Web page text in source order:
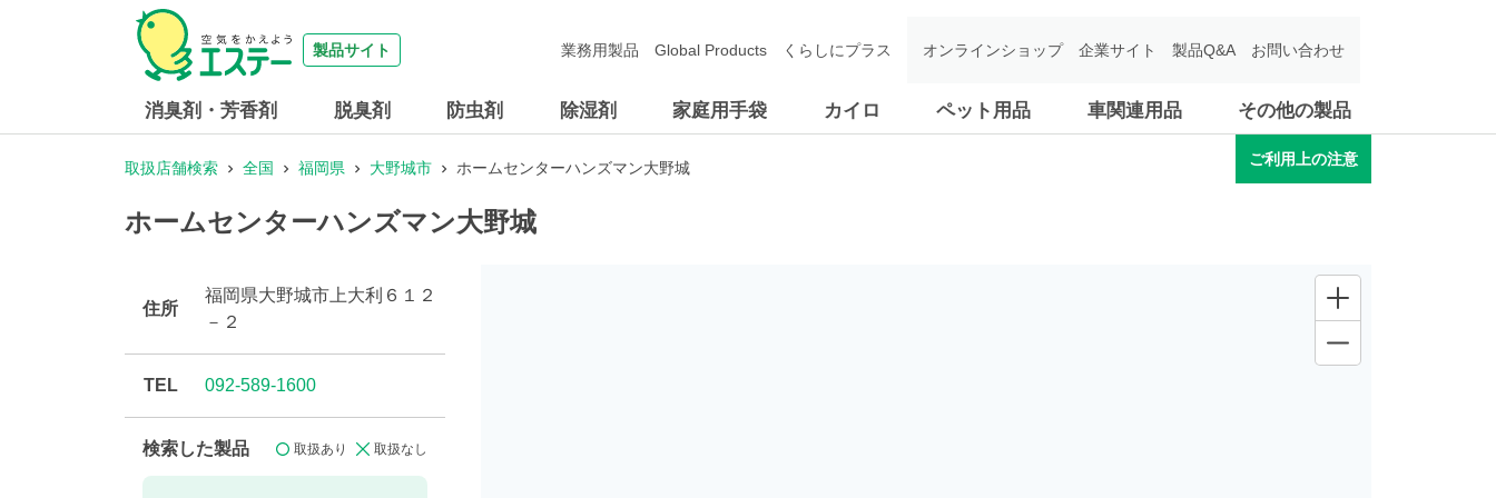
製品サイト
消臭剤・芳香剤 脱臭剤 防虫剤 除湿剤 家庭用手袋 カイロ ペット用品 車関連用品 その他の製品
業務用製品 Global Products くらしにプラス オンラインショップ 企業サイト 製品Q&A お問い合わせ
取扱店舗検索 全国 福岡県 大野城市 ホームセンターハンズマン大野城
ご利用上の注意
ホームセンターハンズマン大野城
住所
福岡県大野城市上大利６１２
－２
TEL 092-589-1600
検索した製品 取扱あり 取扱なし